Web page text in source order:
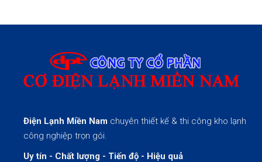
Điện Lạnh Miền Namchuyên thiết kế & thi công kho lạnh
công nghiệp trọn gói.
Uy tín - Chất lượng - Tiến độ - Hiệu quả